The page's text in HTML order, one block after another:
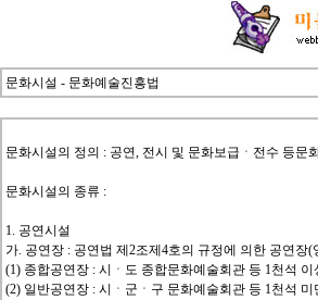
문화시설 - 문화예술진흥법
문화시설의 정의 : 공연, 전시 및 문화보급ㆍ전수 등문
문화시설의 종류 :
1. 공연시설
가. 공연장 : 공연법 제2조제4호의 규정에 의한 공연장
(1) 종합공연장 : 시ㆍ도 종합문화예술회관 등 1천석
(2) 일반공연장 : 시ㆍ군ㆍ구 문화예술회관 등 1천석